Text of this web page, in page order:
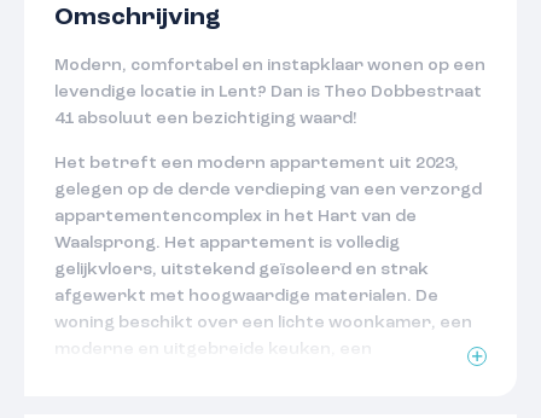
Omschrijving
Modern, comfortabel en instapklaar wonen op een
levendige locatie in Lent? Dan is Theo Dobbestraat
41 absoluut een bezichtiging waard!
Het betreft een modern appartement uit 2023,
gelegen op de derde verdieping van een verzorgd
appartementencomplex in het Hart van de
Waalsprong. Het appartement is volledig
gelijkvloers, uitstekend geïsoleerd en strak
afgewerkt met hoogwaardige materialen. De
woning beschikt over een lichte woonkamer, een
moderne en uitgebreide keuken, een